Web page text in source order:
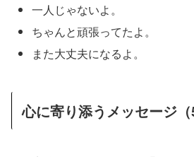
一人じゃないよ。
ちゃんと頑張ってたよ。
また大丈夫になるよ。
心に寄り添うメッセージ（